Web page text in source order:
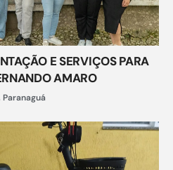
E SERVIÇOS PARA
AMARO
Paranaguá